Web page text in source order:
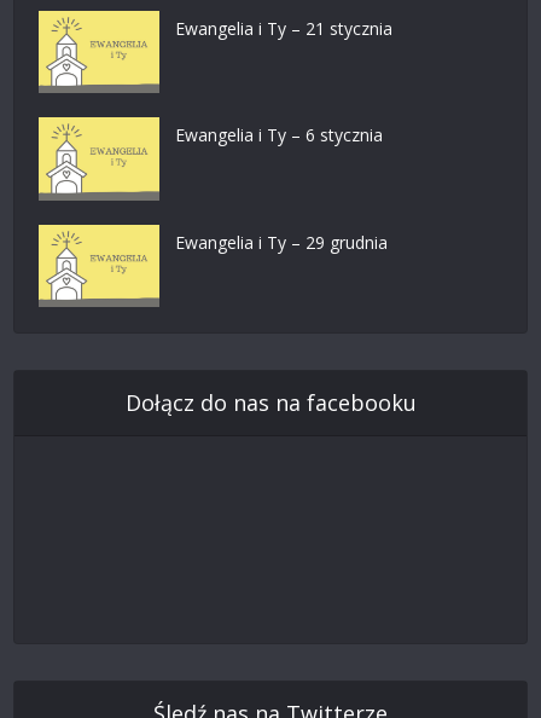
Ewangelia i Ty – 21 stycznia
Ewangelia i Ty – 6 stycznia
Ewangelia i Ty – 29 grudnia
Dołącz do nas na facebooku